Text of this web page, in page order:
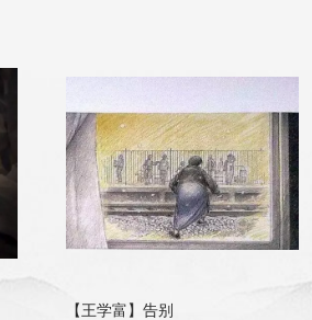
【王学富】告别